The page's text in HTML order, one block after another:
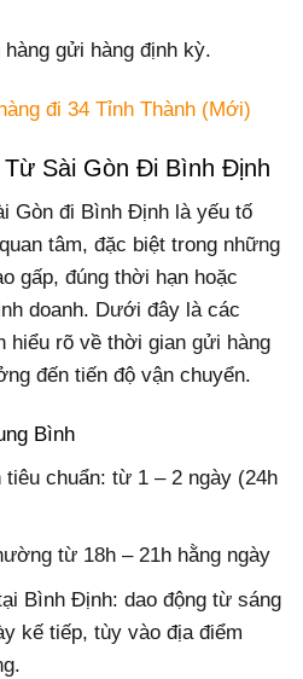
gửi hàng định kỳ.
đi 34 Tỉnh Thành (Mới)
Sài Gòn Đi Bình Định
Gòn đi Bình Định là yếu tố
tâm, đặc biệt trong những
gấp, đúng thời hạn hoặc
doanh. Dưới đây là các
hiểu rõ về thời gian gửi hàng
đến tiến độ vận chuyển.
Bình
chuẩn: từ 1 – 2 ngày (24h
từ 18h – 21h hằng ngày
Bình Định: dao động từ sáng
kế tiếp, tùy vào địa điểm